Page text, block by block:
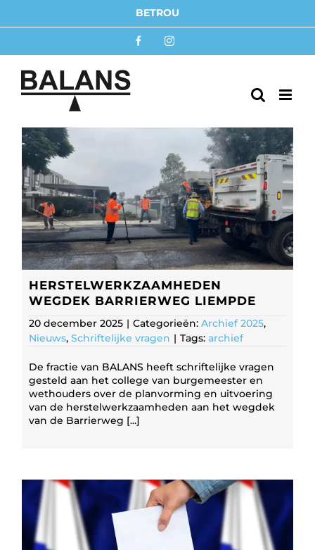
BETROUWBAAR BESTUUR
FacebookInstagram
HERSTELWERKZAAMHEDEN
WEGDEK BARRIERWEG LIEMPDE
20 december 2025 | Categorieën: Archief 2025,
Nieuws, Schriftelijke vragen | Tags: archief
De fractie van BALANS heeft schriftelijke vragen
gesteld aan het college van burgemeester en
wethouders over de planvorming en uitvoering
van de herstelwerkzaamheden aan het wegdek
van de Barrierweg [...]